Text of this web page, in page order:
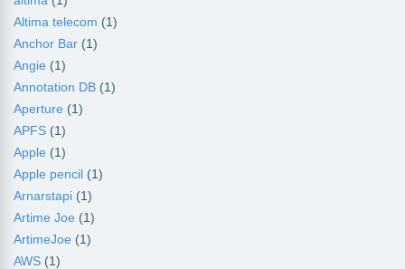
Altima telecom (1)
Anchor Bar (1)
Angie (1)
Annotation DB (1)
Aperture (1)
APFS (1)
Apple (1)
Apple pencil (1)
Arnarstapi (1)
Artime Joe (1)
ArtimeJoe (1)
AWS (1)